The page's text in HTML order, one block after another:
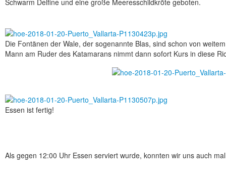
Die Fontänen der Wale, der sogenannte Blas, sind schon von
Mann am Ruder des Katamarans nimmt dann sofort Kurs in diese
Essen ist fertig!
Als gegen 12:00 Uhr Essen serviert wurde, konnten wir uns auch